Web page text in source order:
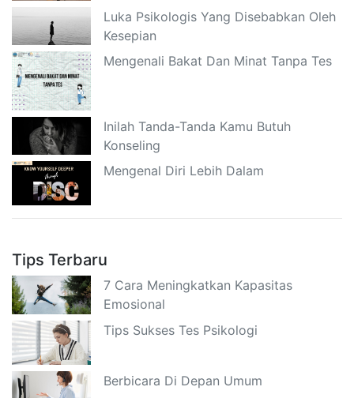
Luka Psikologis Yang Disebabkan Oleh
Kesepian
Mengenali Bakat Dan Minat Tanpa Tes
Inilah Tanda-Tanda Kamu Butuh
Konseling
Mengenal Diri Lebih Dalam
Tips Terbaru
7 Cara Meningkatkan Kapasitas
Emosional
Tips Sukses Tes Psikologi
Berbicara Di Depan Umum